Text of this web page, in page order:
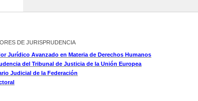
DE JURISPRUDENCIA
Jurídico Avanzado en Materia de Derechos Humanos
del Tribunal de Justicia de la Unión Europea
Judicial de la Federación